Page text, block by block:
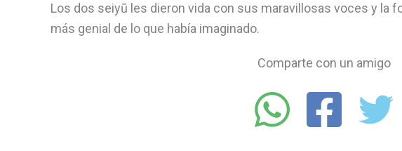
Los dos seiyū les dieron vida con sus maravillosas voces y la
más genial de lo que había imaginado.
Comparte con un amigo